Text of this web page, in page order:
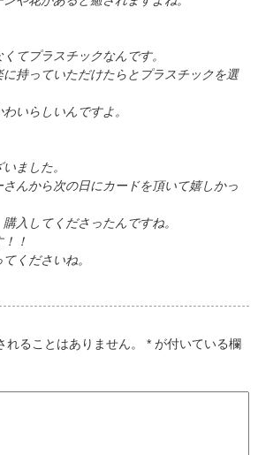
てプラスチックなんです。
持っていただけたらとプラスチックを選
いらしいんですよ。
ました。
んから次の日にカードを頂いて嬉しかっ
入してくださったんですね。
！
くださいね。
れることはありません。
* が付いている欄